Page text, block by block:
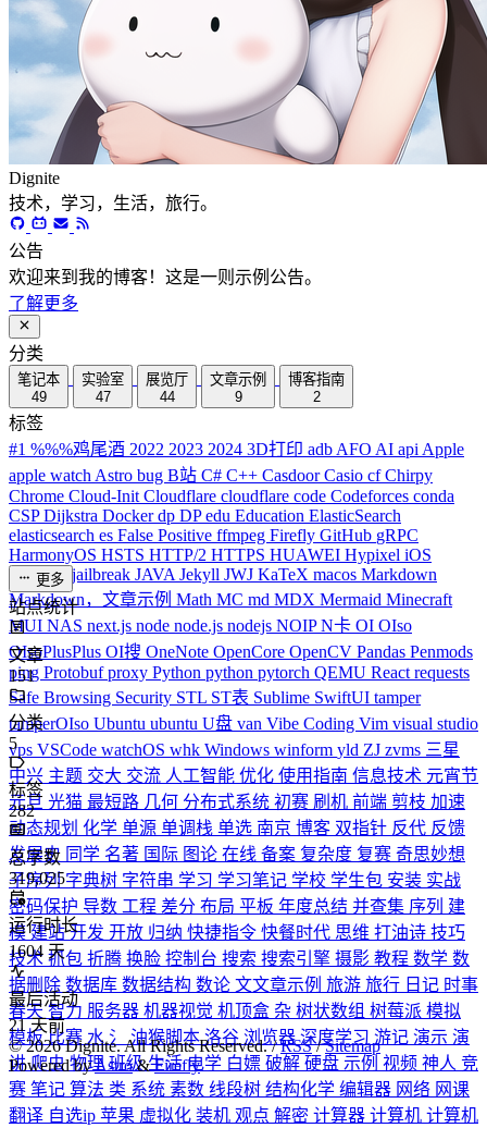
Dignite
技术，学习，生活，旅行。
公告
欢迎来到我的博客！这是一则示例公告。
了解更多
分类
笔记本
49
实验室
47
展览厅
44
文章示例
9
博客指南
2
标签
#1 %%%鸡尾酒 2022 2023 2024 3D打印 adb AFO AI api Apple
apple watch Astro bug B站 C# C++ CasdoorCasio cfChirpy
Chrome Cloud-Init Cloudflare cloudflare code Codeforces conda
CSPDijkstra Dockerdp DPedu Education ElasticSearch
elasticsearch es False Positive ffmpeg Firefly GitHub gRPC
HarmonyOS HSTS HTTP/2 HTTPS HUAWEI Hypixel iOS
iPhoneJ jailbreak JAVA Jekyll JWJ KaTeX macos Markdown
Markdown，文章示例 Math MC md MDX Mermaid Minecraft
MUI NAS next.js node node.js nodejs NOIPN卡 OI OIso
OIsoPlusPlus OI搜 OneNote OpenCore OpenCV Pandas Penmods
ping Protobufproxy Python python pytorch QEMU React requests
Safe Browsing Security STL ST表 Sublime SwiftUI tamper
tamperOIso Ubuntu ubuntu U盘 van Vibe Coding Vim visual studio
vps VSCode watchOS whk Windows winform yld ZJ zvms 三星
中兴 主题 交大 交流 人工智能 优化 使用指南 信息技术 元宵节
元旦 光猫 最短路 几何 分布式系统 初赛 刷机 前端 剪枝 加速
动态规划 化学 单源 单调栈 单选 南京 博客 双指针 反代 反馈
发展史 同学 名著 国际 图论 在线 备案 复杂度 复赛 奇思妙想
子序列字典树 字符串 学习 学习笔记 学校 学生包 安装 实战
密码保护 导数 工程 差分 布局 平板 年度总结 并查集 序列 建
模建站开发 开放 归纳 快捷指令 快餐时代 思维 打油诗 技巧
技术 抓包 折腾 换脸 控制台 搜索 搜索引擎 摄影 教程 数学 数
据删除 数据库 数据结构 数论 文文章示例 旅游 旅行 日记 时事
春天智力 服务器 机器视觉 机顶盒 杂 树状数组 树莓派 模拟
模板比赛 水氵油猴脚本洛谷 浏览器深度学习 游记 演示 演
讲爬虫物理班级生活电学 白嫖 破解 硬盘 示例 视频 神人 竞
赛 笔记 算法 类 系统 素数 线段树 结构化学 编辑器 网络 网课
翻译 自选ip 苹果 虚拟化 装机 观点 解密 计算器 计算机 计算机
更多
站点统计
文章
151
分类
5
标签
282
总字数
319,025
运行时长
1604 天
最后活动
21 天前
©2026Dignite. All Rights Reserved. /RSS/Sitemap
Powered byAstro&Firefly